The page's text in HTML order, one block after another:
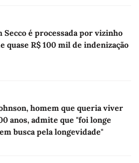
Secco é processada por vizinho
quase R$ 100 mil de indenização
homem que queria viver
anos, admite que "foi longe
busca pela longevidade"